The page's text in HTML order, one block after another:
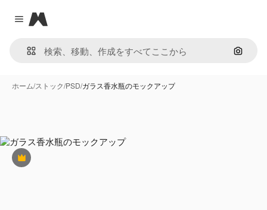
Close menu
Magnific
画像で
ホーム/ストック/PSD/ガラス香水瓶のモックアップ
Premium